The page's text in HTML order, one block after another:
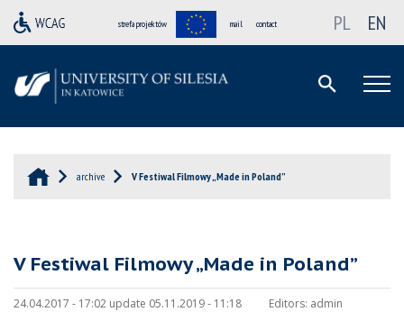
strefa projektów mail contact PL EN
archive V Festiwal Filmowy „Made in Poland”
V Festiwal Filmowy „Made in Poland”
24.04.2017 - 17:02 update 05.11.2019 - 11:18 Editors: admin